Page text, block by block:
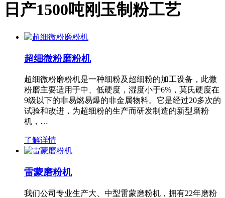
日产1500吨刚玉制粉工艺
超细微粉磨粉机
超细微粉磨粉机是一种细粉及超细粉的加工设备，此微
粉磨主要适用于中、低硬度，湿度小于6%，莫氏硬度在
9级以下的非易燃易爆的非金属物料。它是经过20多次的
试验和改进，为超细粉的生产而研发制造的新型磨粉
机，…
了解详情
雷蒙磨粉机
我们公司专业生产大、中型雷蒙磨粉机，拥有22年磨粉